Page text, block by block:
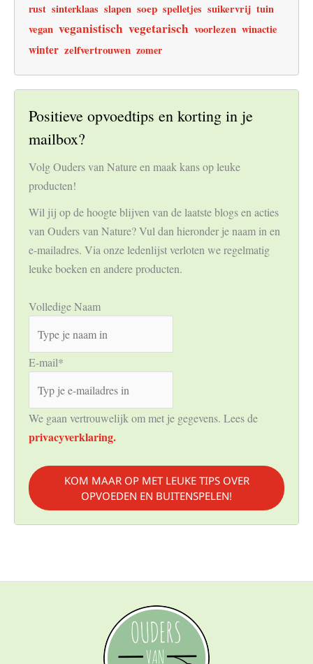
rust sinterklaas slapen soep spelletjes suikervrij tuin
vegan veganistisch vegetarisch voorlezen winactie
winter zelfvertrouwen zomer
Positieve opvoedtips en korting in je
mailbox?
Volg Ouders van Nature en maak kans op leuke
producten!
Wil jij op de hoogte blijven van de laatste blogs en acties
van Ouders van Nature? Vul dan hieronder je naam in en
e-mailadres. Via onze ledenlijst verloten we regelmatig
leuke boeken en andere producten.
Volledige Naam
E-mail*
We gaan vertrouwelijk om met je gegevens. Lees de
privacyverklaring.
KOM MAAR OP MET LEUKE TIPS OVER
OPVOEDEN EN BUITENSPELEN!